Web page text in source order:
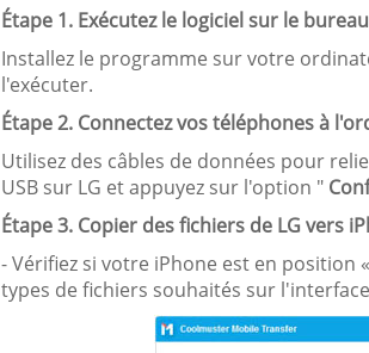
Étape 1. Exécutez le logiciel sur le bureau
Installez le programme sur votre
l'exécuter.
Étape 2. Connectez vos téléphones à
Utilisez des câbles de données pour
USB sur LG et appuyez sur l'option "
Étape 3. Copier des fichiers de LG vers
- Vérifiez si votre iPhone est en position «
types de fichiers souhaités sur